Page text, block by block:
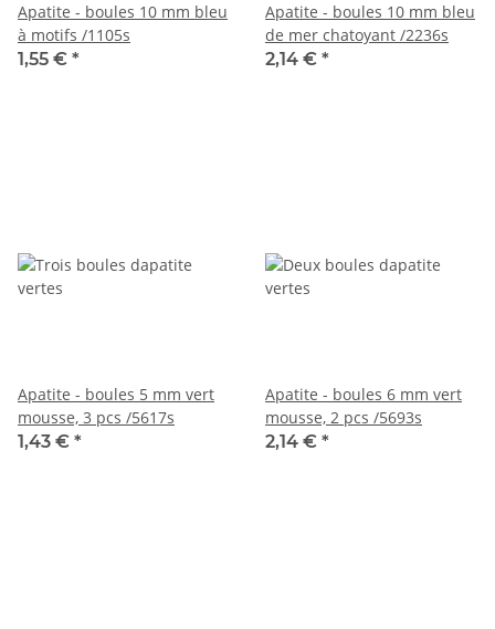
Apatite - boules 10 mm bleu
à motifs /1105s
1,55 € *
Apatite - boules 10 mm bleu
de mer chatoyant /2236s
2,14 € *
Apatite - boules 5 mm vert
mousse, 3 pcs /5617s
1,43 € *
Apatite - boules 6 mm vert
mousse, 2 pcs /5693s
2,14 € *